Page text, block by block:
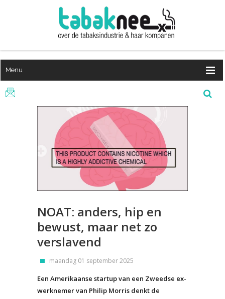
Menu
NOAT: anders, hip en
bewust, maar net zo
verslavend
maandag 01 september 2025
Een Amerikaanse startup van een Zweedse ex-
werknemer van Philip Morris denkt de